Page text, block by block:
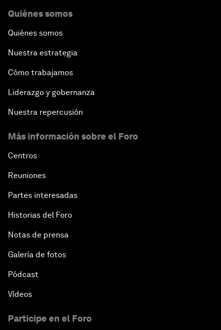
Quiénes somos
Quiénes somos
Nuestra estrategia
Cómo trabajamos
Liderazgo y gobernanza
Nuestra repercusión
Más información sobre el Foro
Centros
Reuniones
Partes interesadas
Historias del Foro
Notas de prensa
Galería de fotos
Pódcast
Vídeos
Participe en el Foro